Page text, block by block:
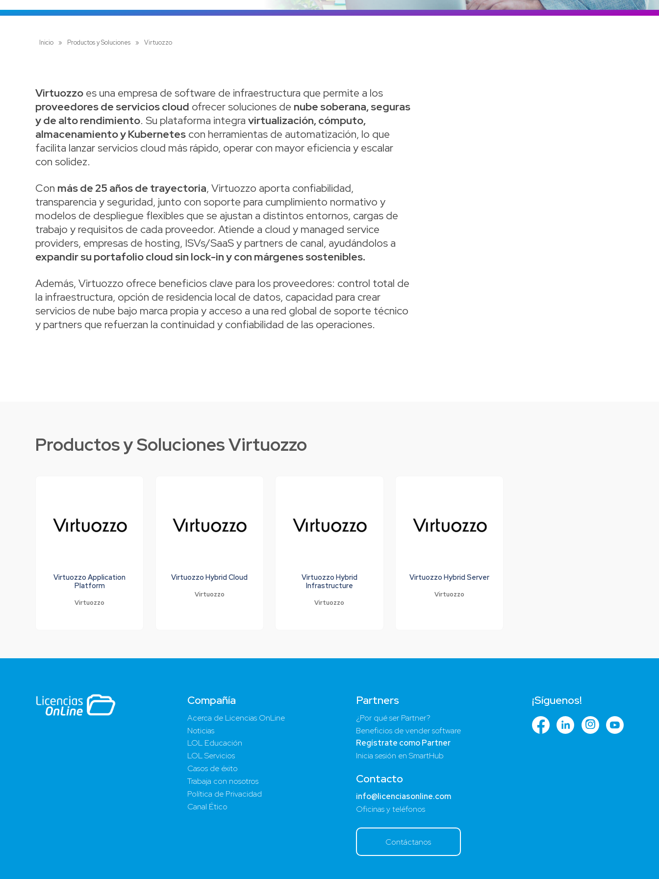
Colombia
Inicio » Productos y Soluciones » Virtuozzo
Virtuozzo es una empresa de software de infraestructura que permite a los
proveedores de servicios cloud ofrecer soluciones de nube soberana, seguras
y de alto rendimiento. Su plataforma integra virtualización, cómputo,
almacenamiento y Kubernetes con herramientas de automatización, lo que
facilita lanzar servicios cloud más rápido, operar con mayor eficiencia y escalar
con solidez.
Con más de 25 años de trayectoria, Virtuozzo aporta confiabilidad,
transparencia y seguridad, junto con soporte para cumplimiento normativo y
modelos de despliegue flexibles que se ajustan a distintos entornos, cargas de
trabajo y requisitos de cada proveedor. Atiende a cloud y managed service
providers, empresas de hosting, ISVs/SaaS y partners de canal, ayudándolos a
expandir su portafolio cloud sin lock-in y con márgenes sostenibles.
Además, Virtuozzo ofrece beneficios clave para los proveedores: control total de
la infraestructura, opción de residencia local de datos, capacidad para crear
servicios de nube bajo marca propia y acceso a una red global de soporte técnico
y partners que refuerzan la continuidad y confiabilidad de las operaciones.
Productos y Soluciones Virtuozzo
Virtuozzo Application
Platform
Virtuozzo
Virtuozzo Hybrid Cloud
Virtuozzo
Virtuozzo Hybrid
Infrastructure
Virtuozzo
Virtuozzo Hybrid Server
Virtuozzo
Compañía
Acerca de Licencias OnLine
Noticias
LOL Educación
LOL Servicios
Casos de éxito
Trabaja con nosotros
Política de Privacidad
Canal Ético
Partners
¿Por qué ser Partner?
Beneficios de vender software
Regístrate como Partner
Inicia sesión en SmartHub
Contacto
info@licenciasonline.com
Oficinas y teléfonos
Contáctanos
¡Síguenos!